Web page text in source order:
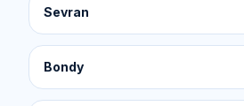
Sevran
Bondy